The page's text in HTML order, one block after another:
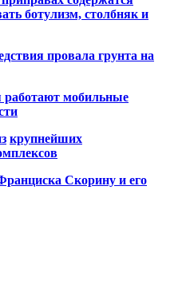
ботулизм, столбняк и
провала грунта на
работают мобильные
крупнейших
Скорину и его